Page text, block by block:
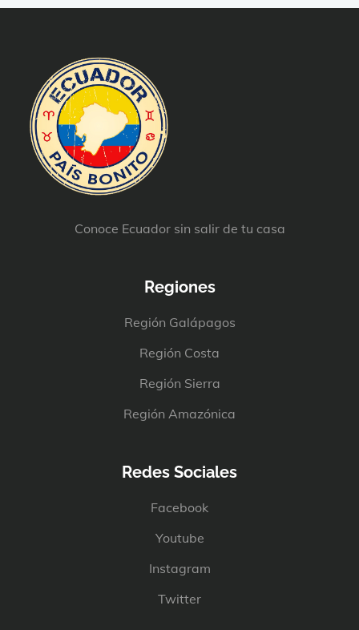
Conoce Ecuador sin salir de tu casa
Regiones
Región Galápagos
Región Costa
Región Sierra
Región Amazónica
Redes Sociales
Facebook
Youtube
Instagram
Twitter